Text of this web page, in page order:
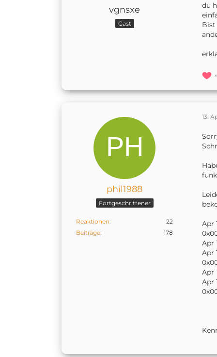
vgnsxe
Gast
du
phil1988
Fortgeschrittener
Reaktionen
22
Beiträge
178
13.
Apr
Apr
Apr
Apr
Apr